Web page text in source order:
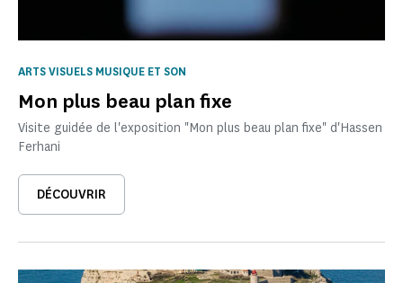
Mon plus beau plan fixe
ARTS VISUELS MUSIQUE ET SON
Visite guidée de l'exposition "Mon plus beau plan fixe" d'Hassen
Ferhani
DÉCOUVRIR